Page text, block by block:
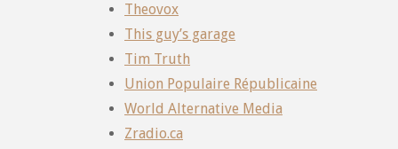
Theovox
This guy’s garage
Tim Truth
Union Populaire Républicaine
World Alternative Media
Zradio.ca